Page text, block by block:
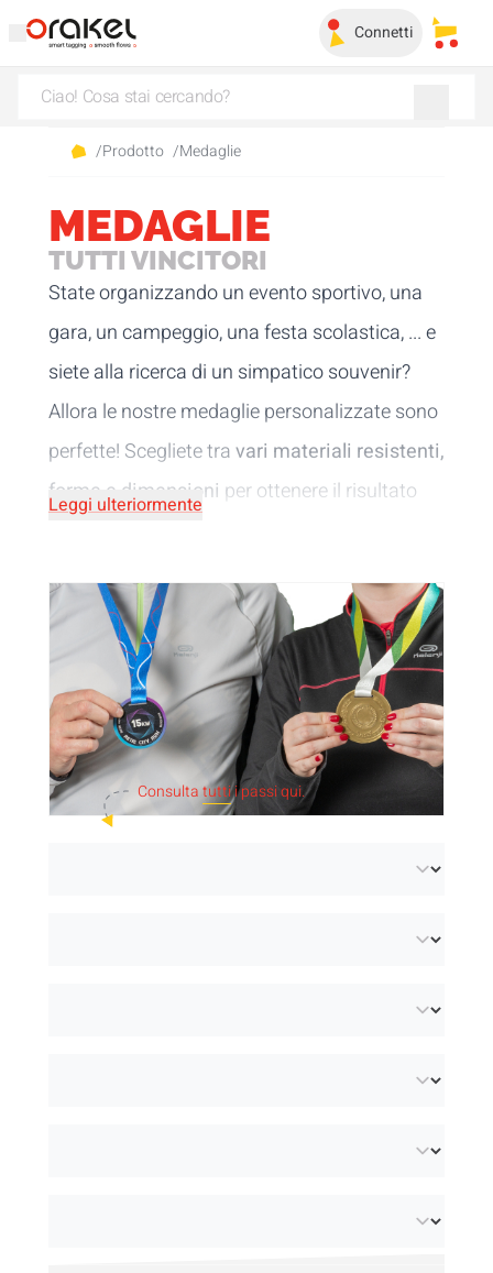
Connetti I miei
/Prodotto /Medaglie
MEDAGLIE
TUTTI VINCITORI
State organizzando un evento sportivo, una
gara, un campeggio, una festa scolastica, ... e
siete alla ricerca di un simpatico souvenir?
Allora le nostre medaglie personalizzate sono
perfette! Scegliete travari materiali resistenti,
forme e dimensioni per ottenere il risultato
acrilico,plastica biodegradabile ,legno rete
da pesca,gomma da masticare
Personalizzate con il vostro disegn, logo o
messaggio stampato, inciso o laserato sui
medaglioni.
Leggi ulteriormente
Consultatuttii passi qui.